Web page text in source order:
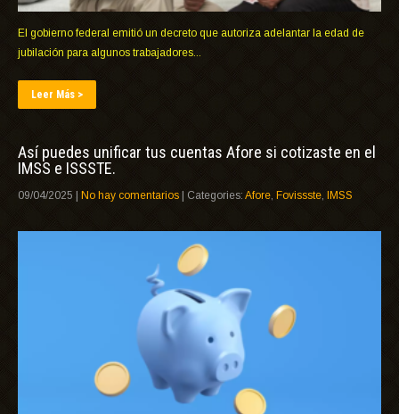
El gobierno federal emitió un decreto que autoriza adelantar la edad de
jubilación para algunos trabajadores...
Leer Más >
Así puedes unificar tus cuentas Afore si cotizaste en el
IMSS e ISSSTE.
09/04/2025 No hay comentarios | Categories: Afore, Fovissste, IMSS